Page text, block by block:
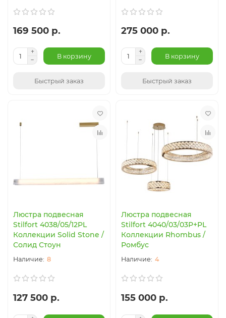
169 500 р.
В корзину
Быстрый заказ
275 000 р.
В корзину
Быстрый заказ
Люстра подвесная
Stilfort 4038/05/12PL
Коллекции Solid Stone /
Солид Стоун
8
127 500 р.
Люстра подвесная
Stilfort 4040/03/03P+PL
Коллекции Rhombus /
Ромбус
4
155 000 р.